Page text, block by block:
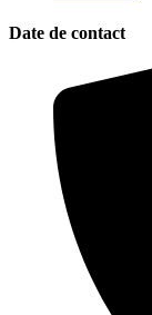
Date de contact